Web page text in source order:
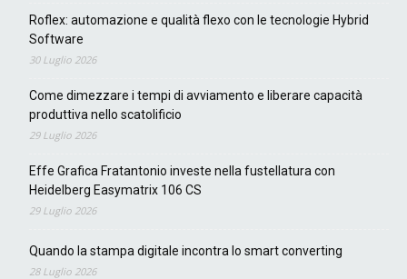
Roflex: automazione e qualità flexo con le tecnologie Hybrid
Software
30 Luglio 2026
Come dimezzare i tempi di avviamento e liberare capacità
produttiva nello scatolificio
29 Luglio 2026
Effe Grafica Fratantonio investe nella fustellatura con
Heidelberg Easymatrix 106 CS
29 Luglio 2026
Quando la stampa digitale incontra lo smart converting
28 Luglio 2026